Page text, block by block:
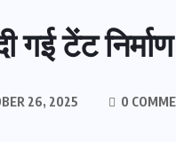
गई टेंट
26, 2025 0